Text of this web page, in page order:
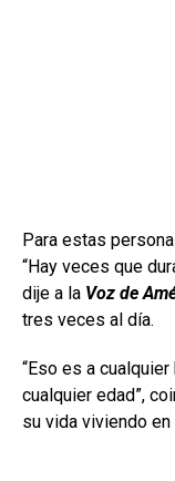
Para estas
“Hay veces que
dije a la Voz de
tres veces al día.
“Eso es a
cualquier edad”,
su vida viviendo en